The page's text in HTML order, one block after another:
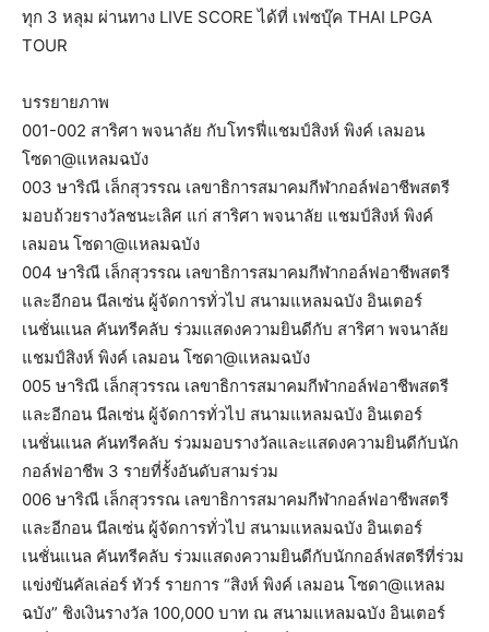
ทุก 3 หลุม ผ่านทาง LIVE SCORE ได้ที่ เฟซบุ๊ค THAI LPGA
TOUR
บรรยายภาพ
001-002 สาริศา พจนาลัย กับโทรฟี่แชมป์สิงห์ พิงค์ เลมอน
โซดา@แหลมฉบัง
003 ษาริณี เล็กสุวรรณ เลขาธิการสมาคมกีฬากอล์ฟอาชีพสตรี
มอบถ้วยรางวัลชนะเลิศ แก่ สาริศา พจนาลัย แชมป์สิงห์ พิงค์
เลมอน โซดา@แหลมฉบัง
004 ษาริณี เล็กสุวรรณ เลขาธิการสมาคมกีฬากอล์ฟอาชีพสตรี
และอีกอน นีลเซ่น ผู้จัดการทั่วไป สนามแหลมฉบัง อินเตอร์
เนชั่นแนล คันทรีคลับ ร่วมแสดงความยินดีกับ สาริศา พจนาลัย
แชมป์สิงห์ พิงค์ เลมอน โซดา@แหลมฉบัง
005 ษาริณี เล็กสุวรรณ เลขาธิการสมาคมกีฬากอล์ฟอาชีพสตรี
และอีกอน นีลเซ่น ผู้จัดการทั่วไป สนามแหลมฉบัง อินเตอร์
เนชั่นแนล คันทรีคลับ ร่วมมอบรางวัลและแสดงความยินดีกับนัก
กอล์ฟอาชีพ 3 รายที่รั้งอันดับสามร่วม
006 ษาริณี เล็กสุวรรณ เลขาธิการสมาคมกีฬากอล์ฟอาชีพสตรี
และอีกอน นีลเซ่น ผู้จัดการทั่วไป สนามแหลมฉบัง อินเตอร์
เนชั่นแนล คันทรีคลับ ร่วมแสดงความยินดีกับนักกอล์ฟสตรีที่ร่วม
แข่งขันคัลเล่อร์ ทัวร์ รายการ “สิงห์ พิงค์ เลมอน โซดา@แหลม
ฉบัง” ชิงเงินรางวัล 100,000 บาท ณ สนามแหลมฉบัง อินเตอร์